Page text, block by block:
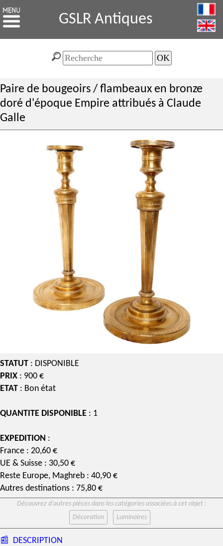
GSLR Antiques
Paire de bougeoirs / flambeaux en bronze
doré d'époque Empire attribués à Claude
Galle
STATUT : DISPONIBLE
PRIX : 900 €
ETAT : Bon état
QUANTITE DISPONIBLE : 1
EXPEDITION :
France : 20,60 €
UE & Suisse : 30,50 €
Reste Europe, Maghreb : 40,90 €
Autres destinations : 75,80 €
Découvrez d’autres pièces dans les catégories associées à cet objet :
Décoration
Luminaires
📰 DESCRIPTION